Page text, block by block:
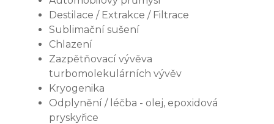
Destilace / Extrakce / Filtrace
Sublimační sušení
Chlazení
Zazpětňovací vývěva
turbomolekulárních vývěv
Kryogenika
Odplynění / léčba - olej, epoxidová
pryskyřice